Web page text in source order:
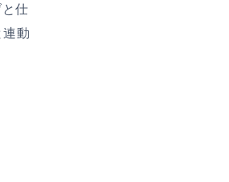
仕
動